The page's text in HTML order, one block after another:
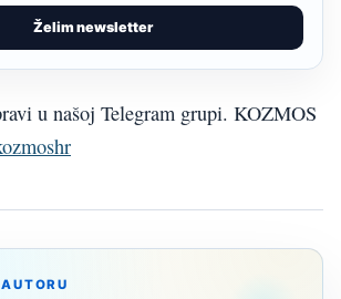
Želim newsletter
u našoj Telegram grupi. KOZMOS